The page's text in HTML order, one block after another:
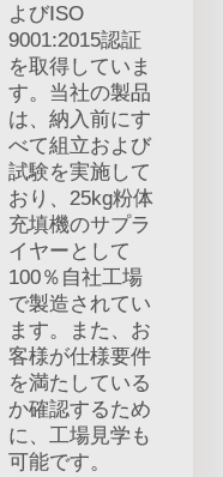
よびISO
9001:2015認証
を取得していま
す。当社の製品
は、納入前にす
べて組立および
試験を実施して
おり、25kg粉体
充填機のサプラ
イヤーとして
100％自社工場
で製造されてい
ます。また、お
客様が仕様要件
を満たしている
か確認するため
に、工場見学も
可能です。